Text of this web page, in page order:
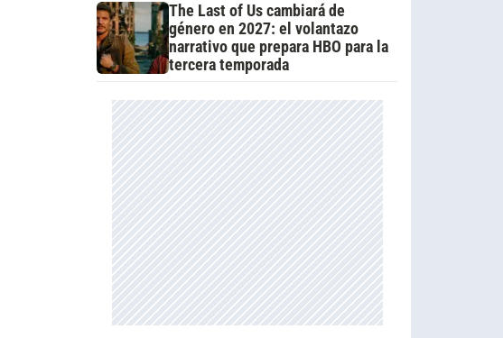
The Last of Us cambiará de
género en 2027: el volantazo
narrativo que prepara HBO para la
tercera temporada